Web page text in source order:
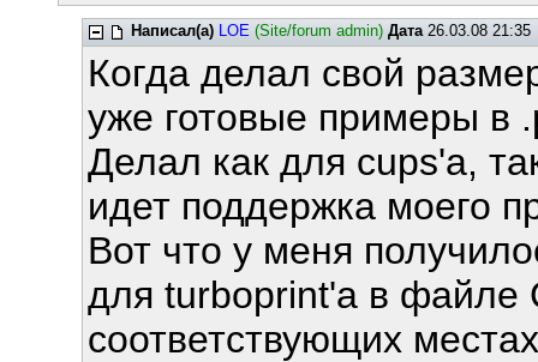
Написал(а) LOE (Site/forum admin) Дата26.03.08 21:35
Когда делал свой
уже готовые примеры в
Делал как для cups'а,
идет поддержка моего
Вот что у меня
для turboprint'а в файле
соответствующих